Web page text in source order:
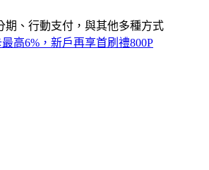
期、行動支付，與其他多種方式
最高6%，新戶再享首刷禮800P